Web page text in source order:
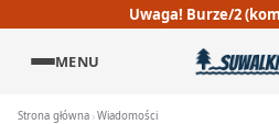
Uwaga! Burze/2
MENU
Strona główna Wiadomości